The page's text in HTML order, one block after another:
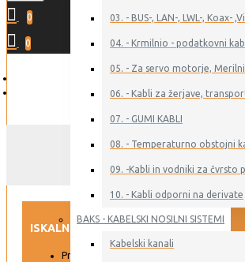
03. - BUS-, LAN-, LWL-, Koax-
04. - Krmilnio - podatkovni
05. - Za servo motorje,
06. - Kabli za žerjave,
07. - GUMI KABLI
08. - Temperaturno obstojni
09. -Kabli in vodniki za čvrsto
10. - Kabli odporni na derivate
BAKS - KABELSKI NOSILNI SISTEMI
Kabelski kanali
0
0
ISKALNIK
Proizvajalec